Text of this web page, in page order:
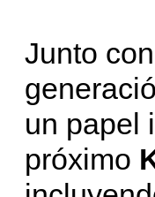
Junto
un papel
próximo